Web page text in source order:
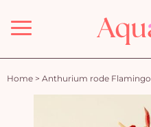
Menu
Home > Anthurium rode Flamingo